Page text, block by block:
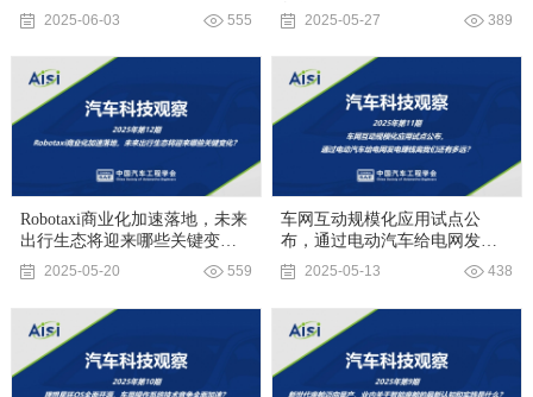
2025-06-03 555
如何？
2025-05-27 389
Robotaxi商业化加速落地，未来
出行生态将迎来哪些关键变
化？
2025-05-20 559
车网互动规模化应用试点公
布，通过电动汽车给电网发电
赚钱离我们还有多远？
2025-05-13 438